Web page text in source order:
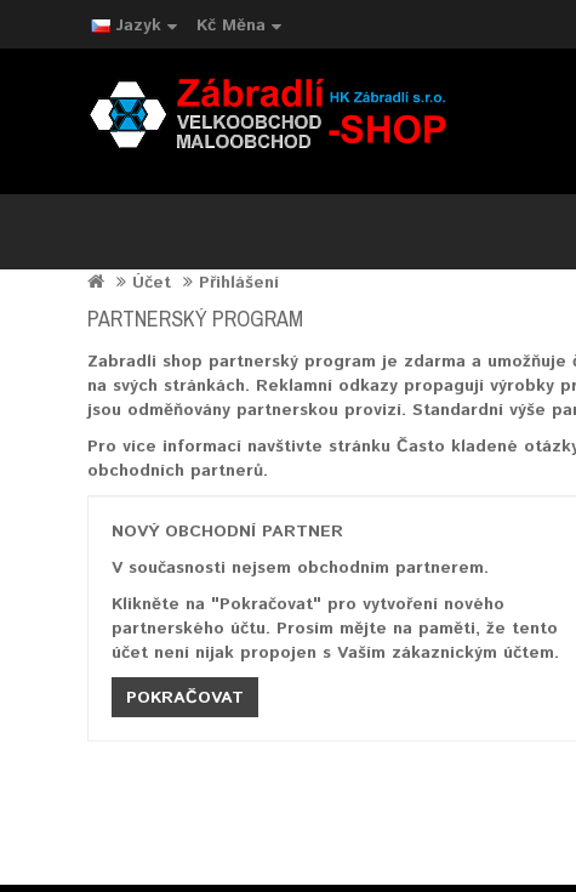
Jazyk Kč Měna
Účet Přihlášení
PARTNERSKÝ PROGRAM
Zabradli shop partnerský program je zdarma a
na svých stránkách. Reklamní odkazy propagují výrobky
jsou odměňovány partnerskou provizí. Standardní výše
Pro více informací navštivte stránku Často kladené
obchodních partnerů.
NOVÝ OBCHODNÍ PARTNER
V současnosti nejsem obchodním partnerem.
Klikněte na "Pokračovat" pro vytvoření nového
partnerského účtu. Prosím mějte na paměti, že tento
účet není nijak propojen s Vaším zákaznickým účtem.
POKRAČOVAT